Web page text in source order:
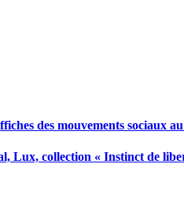
des mouvements sociaux
Lux, collection « Instinct de